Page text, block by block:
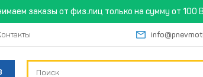
заказы от физ.лиц только на сумму от 100